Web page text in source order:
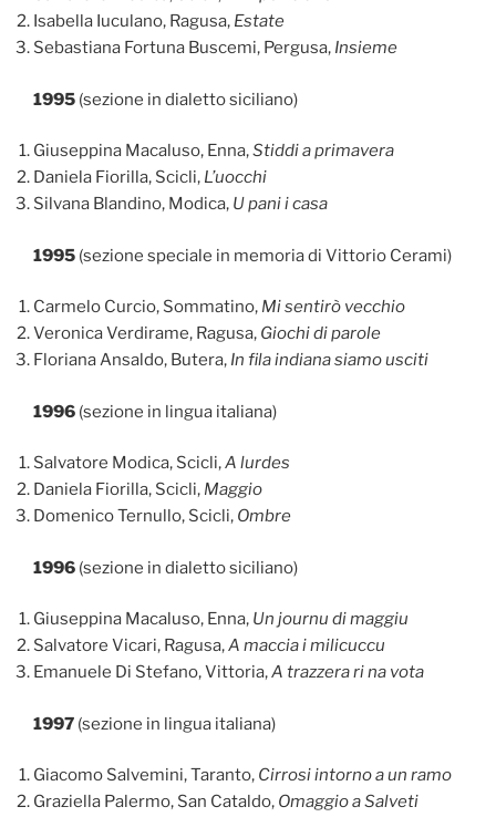
Isabella Iuculano, Ragusa, Estate
Sebastiana Fortuna Buscemi, Pergusa, Insieme
1995 (sezione in dialetto siciliano)
Giuseppina Macaluso, Enna,Stiddi a primavera
Daniela Fiorilla, Scicli, L’uocchi
Silvana Blandino, Modica, U pani i casa
1995 (sezione speciale in memoria di Vittorio Cerami)
Carmelo Curcio, Sommatino, Mi sentirò vecchio
Veronica Verdirame, Ragusa, Giochi di parole
Floriana Ansaldo, Butera, In fila indiana siamo usciti
1996 (sezione in lingua italiana)
Salvatore Modica, Scicli,A lurdes
Daniela Fiorilla, Scicli, Maggio
Domenico Ternullo, Scicli, Ombre
1996 (sezione in dialetto siciliano)
Giuseppina Macaluso, Enna, Un journu di maggiu
Salvatore Vicari, Ragusa,A maccia i milicuccu
Emanuele Di Stefano, Vittoria,A trazzera ri na vota
1997 (sezione in lingua italiana)
Giacomo Salvemini, Taranto, Cirrosi intorno a un ramo
Graziella Palermo, San Cataldo, Omaggio a Salveti